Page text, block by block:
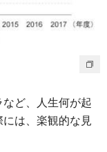
ど、人生何が起
は、楽観的な見